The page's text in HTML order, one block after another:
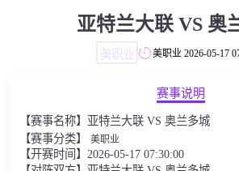
全球联赛
亚特兰大联 VS 奥
美职业 美职业 2026-05-17
赛事说明
【赛事名称】亚特兰大联 VS 奥兰多城
【赛事分类】 美职业
【开赛时间】2026-05-17 07:30:00